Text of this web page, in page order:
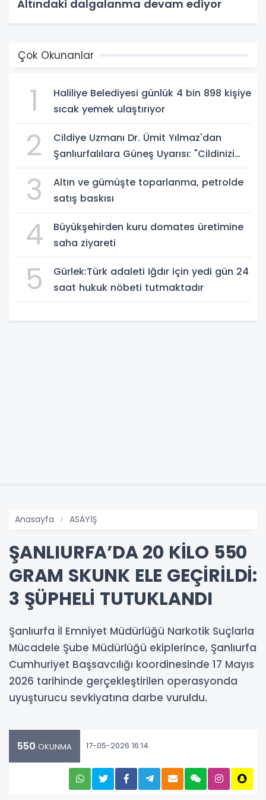
Altındaki dalgalanma devam ediyor
Çok Okunanlar
1
Haliliye Belediyesi günlük 4 bin 898 kişiye
sıcak yemek ulaştırıyor
2
Cildiye Uzmanı Dr. Ümit Yılmaz'dan
Şanlıurfalılara Güneş Uyarısı: "Cildinizi
3
Altın ve gümüşte toparlanma, petrolde
satış baskısı
4
Büyükşehirden kuru domates üretimine
saha ziyareti
5
Gürlek:Türk adaleti Iğdır için yedi gün 24
saat hukuk nöbeti tutmaktadır
Anasayfa ASAYİŞ
ŞANLIURFA’DA 20 KİLO 550
GRAM SKUNK ELE GEÇİRİLDİ:
3 ŞÜPHELİ TUTUKLANDI
Şanlıurfa İl Emniyet Müdürlüğü Narkotik Suçlarla
Mücadele Şube Müdürlüğü ekiplerince, Şanlıurfa
Cumhuriyet Başsavcılığı koordinesinde 17 Mayıs
2026 tarihinde gerçekleştirilen operasyonda
uyuşturucu sevkiyatına darbe vuruldu.
550 OKUNMA 17-05-2026 16:14